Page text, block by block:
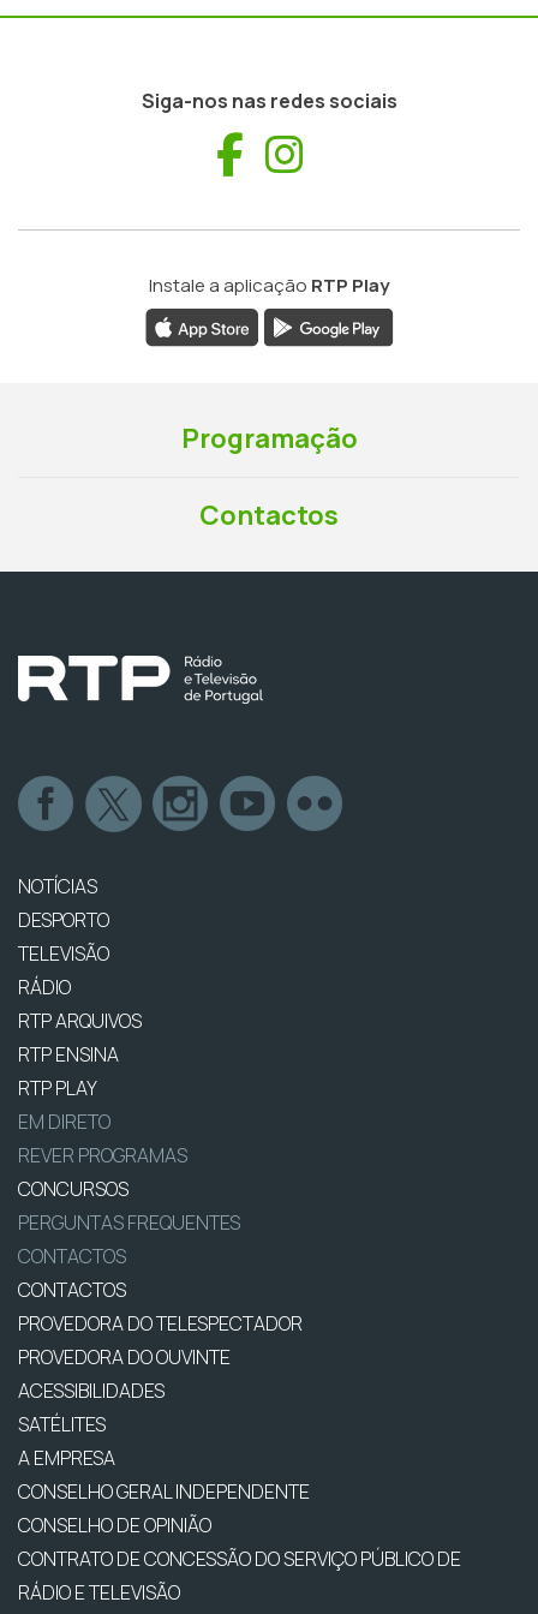
Siga-nos nas redes sociais
Facebook
Instale a aplicação RTP Play
Programação
Contactos
NOTÍCIAS
DESPORTO
TELEVISÃO
RÁDIO
RTP ARQUIVOS
RTP ENSINA
RTP PLAY
EM DIRETO
REVER PROGRAMAS
CONCURSOS
PERGUNTAS FREQUENTES
CONTACTOS
CONTACTOS
PROVEDORA DO TELESPECTADOR
PROVEDORA DO OUVINTE
ACESSIBILIDADES
SATÉLITES
A EMPRESA
CONSELHO GERAL INDEPENDENTE
CONSELHO DE OPINIÃO
CONTRATO DE CONCESSÃO DO SERVIÇO PÚBLICO DE
RÁDIO E TELEVISÃO